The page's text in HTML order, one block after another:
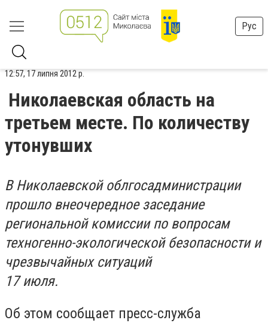
Рус
12:57, 17 липня 2012 р.
Николаевская область на
третьем месте. По количеству
утонувших
В Николаевской облгосадминистрации
прошло внеочередное заседание
региональной комиссии по вопросам
техногенно-экологической безопасности и
чрезвычайных ситуаций
17 июля.
Об этом сообщает пресс-служба